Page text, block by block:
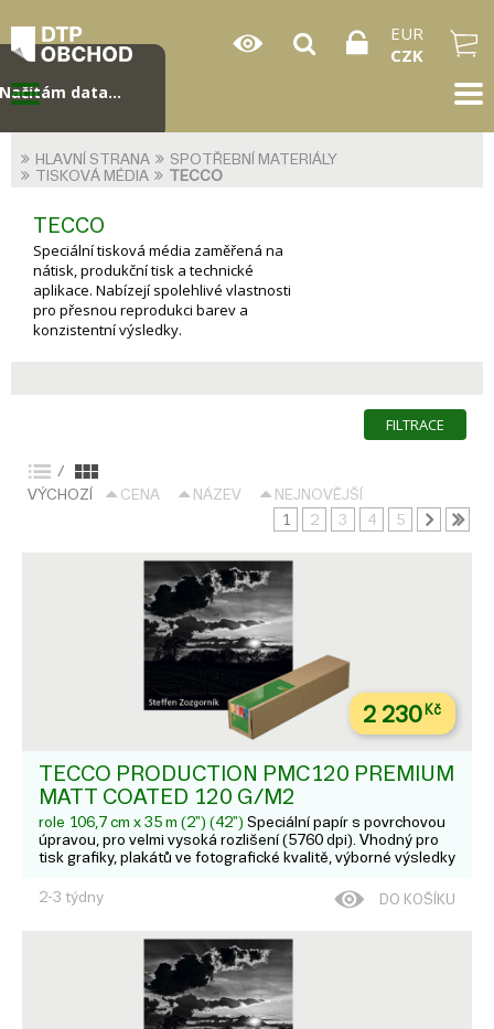
EUR
CZK
HLAVNÍ STRANA
SPOTŘEBNÍ MATERIÁLY
TISKOVÁ MÉDIA
TECCO
TECCO
Speciální tisková média zaměřená na
nátisk, produkční tisk a technické
aplikace. Nabízejí spolehlivé vlastnosti
pro přesnou reprodukci barev a
konzistentní výsledky.
FILTRACE
/
VÝCHOZÍ
CENA NÁZEV
NEJNOVĚJŠÍ
1
2 3 4 5
2 230Kč
TECCO PRODUCTION PMC120 PREMIUM
MATT COATED 120 G/M2
role 106,7 cm x 35 m (2") (42") Speciální papír s povrchovou
úpravou, pro velmi vysoká rozlišení (5760 dpi). Vhodný pro
tisk grafiky, plakátů ve fotografické kvalitě, výborné výsledky
tisku barev základním i pigmentovým inkous...
2-3 týdny DO KOŠÍKU
Načítám data...